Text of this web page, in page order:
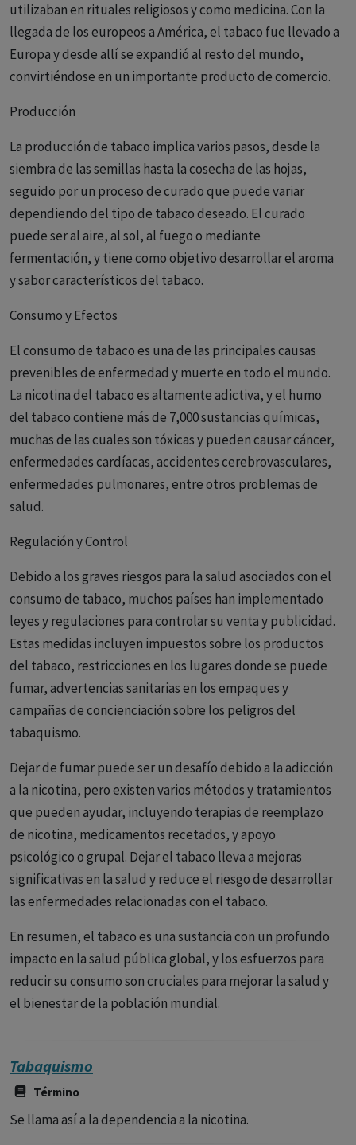
utilizaban en rituales religiosos y como medicina. Con la
llegada de los europeos a América, el tabaco fue llevado a
Europa y desde allí se expandió al resto del mundo,
convirtiéndose en un importante producto de comercio.
Producción
La producción de tabaco implica varios pasos, desde la
siembra de las semillas hasta la cosecha de las hojas,
seguido por un proceso de curado que puede variar
dependiendo del tipo de tabaco deseado. El curado
puede ser al aire, al sol, al fuego o mediante
fermentación, y tiene como objetivo desarrollar el aroma
y sabor característicos del tabaco.
Consumo y Efectos
El consumo de tabaco es una de las principales causas
prevenibles de enfermedad y muerte en todo el mundo.
La nicotina del tabaco es altamente adictiva, y el humo
del tabaco contiene más de 7,000 sustancias químicas,
muchas de las cuales son tóxicas y pueden causar cáncer,
enfermedades cardíacas, accidentes cerebrovasculares,
enfermedades pulmonares, entre otros problemas de
salud.
Regulación y Control
Debido a los graves riesgos para la salud asociados con el
consumo de tabaco, muchos países han implementado
leyes y regulaciones para controlar su venta y publicidad.
Estas medidas incluyen impuestos sobre los productos
del tabaco, restricciones en los lugares donde se puede
fumar, advertencias sanitarias en los empaques y
campañas de concienciación sobre los peligros del
tabaquismo.
Dejar de fumar puede ser un desafío debido a la adicción
a la nicotina, pero existen varios métodos y tratamientos
que pueden ayudar, incluyendo terapias de reemplazo
de nicotina, medicamentos recetados, y apoyo
psicológico o grupal. Dejar el tabaco lleva a mejoras
significativas en la salud y reduce el riesgo de desarrollar
las enfermedades relacionadas con el tabaco.
En resumen, el tabaco es una sustancia con un profundo
impacto en la salud pública global, y los esfuerzos para
reducir su consumo son cruciales para mejorar la salud y
el bienestar de la población mundial.
Tabaquismo
Término
Se llama así a la dependencia a la nicotina.